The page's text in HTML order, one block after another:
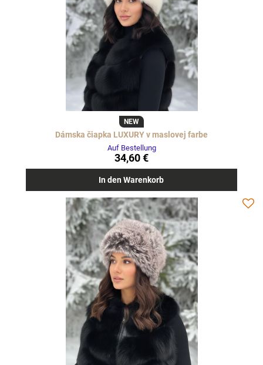
NEW
Dámska čiapka LUXURY v maslovej farbe
Auf Bestellung
34,60 €
In den Warenkorb